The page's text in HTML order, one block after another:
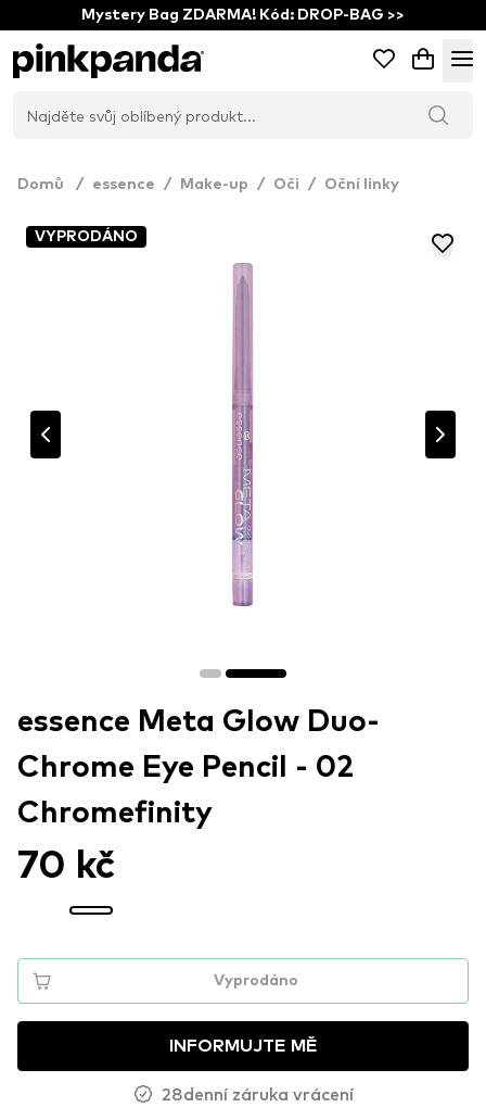
Mystery Bag ZDARMA! Kód: DROP-BAG >>
Domů / essence / Make-up / Oči / Oční linky
VYPRODÁNO
essence Meta Glow Duo-
Chrome Eye Pencil - 02
Chromefinity
70 kč
Vyprodáno
INFORMUJTE MĚ
28denní záruka vrácení